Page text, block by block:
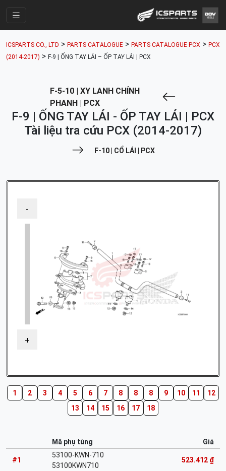
Cửa Hàng
Mã Phụ Tùng
Nhóm Phụ Tùng
Tài khoản
ICSPARTS CO., LTD > PARTS CATALOGUE > PARTS CATALOGUE PCX > PCX
(2014-2017) > F-9 | ỐNG TAY LÁI – ỐP TAY LÁI | PCX
F-5-10 | XY LANH CHÍNH
PHANH | PCX
F-9 | ỐNG TAY LÁI - ỐP TAY LÁI | PCX
Tài liệu tra cứu PCX (2014-2017)
F-10 | CỔ LÁI | PCX
-
+
1 2 3 4 5 6 7 8 8 8 9 10 11
12
13
14 15 16 17 18
Mã phụ tùng Giá
#1
53100-KWN-710
53100KWN710
523.412 ₫